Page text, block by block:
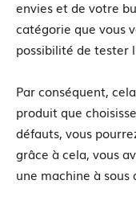
envies et de votre
catégorie que vous
possibilité de tester
Par conséquent,
produit que
défauts, vous
grâce à cela, vous
une machine à